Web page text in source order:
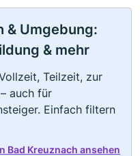
& Umgebung:
& mehr
Teilzeit, zur
auch für
Einfach filtern
Bad Kreuznach ansehen